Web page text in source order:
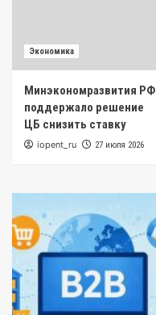
Экономика
Минэкономразвития РФ
поддержало решение
ЦБ снизить ставку
iopent_ru 27 июля 2026